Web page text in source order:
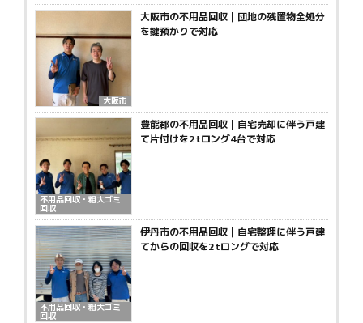
大阪市
大阪市の不用品回収｜団地の残置物全処分
を鍵預かりで対応
不用品回収・粗大ゴミ
回収
豊能郡の不用品回収｜自宅売却に伴う戸建
て片付けを2tロング4台で対応
不用品回収・粗大ゴミ
回収
伊丹市の不用品回収｜自宅整理に伴う戸建
てからの回収を2tロングで対応